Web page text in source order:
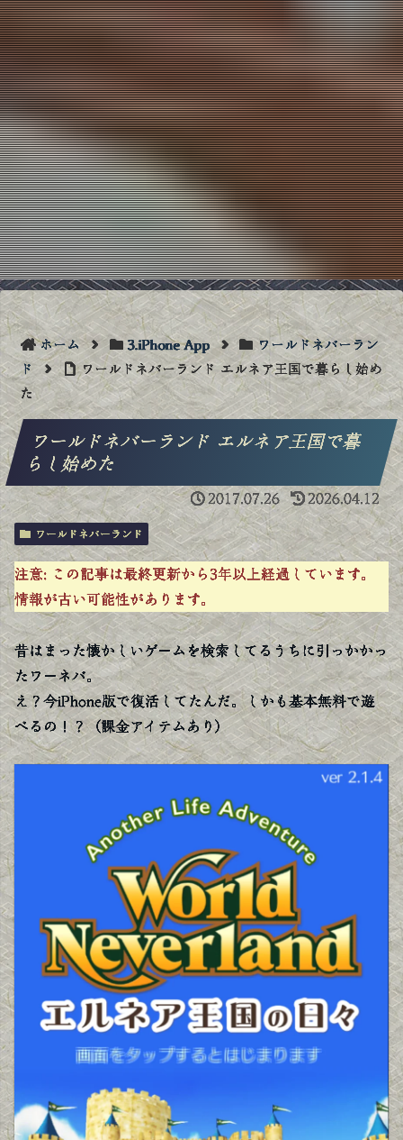
ホーム 3.iPhone App
ワールドネバーラン
ド
ワールドネバーランド エルネア王国で暮らし始め
た
ワールドネバーランド エルネア王国で暮
らし始めた
2017.07.26 2026.04.12
ワールドネバーランド
注意: この記事は最終更新から3年以上経過しています。
情報が古い可能性があります。
昔はまった懐かしいゲームを検索してるうちに引っかかっ
たワーネバ。
え？今iPhone版で復活してたんだ。しかも基本無料で遊
べるの！？（課金アイテムあり）